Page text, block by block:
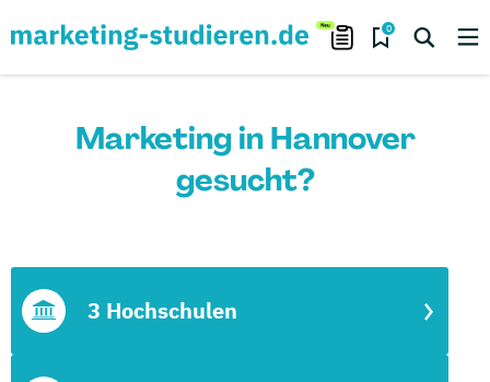
0
Marketing in Hannover
gesucht?
3 Hochschulen